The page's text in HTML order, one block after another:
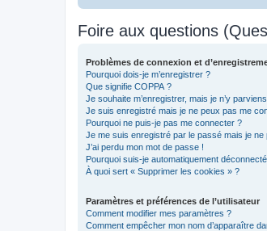
Foire aux questions
Problèmes de connexion et
Pourquoi dois-je m’enregistrer ?
Que signifie COPPA ?
Je souhaite m’enregistrer, mais je n’y
Je suis enregistré mais je ne peux pas me
Pourquoi ne puis-je pas me connecter ?
Je me suis enregistré par le passé mais je
J’ai perdu mon mot de passe !
Pourquoi suis-je automatiquement
À quoi sert « Supprimer les cookies » ?
Paramètres et préférences de l’utilisateur
Comment modifier mes paramètres ?
Comment empêcher mon nom d’apparaître